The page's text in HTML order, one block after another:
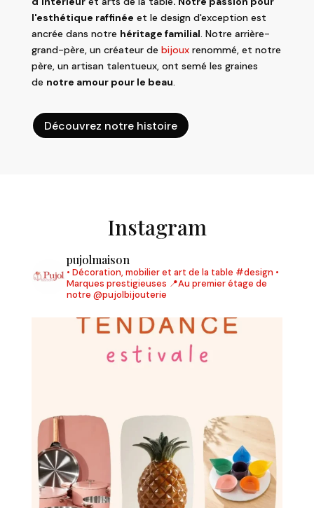
l'esthétique raffinée et le design d'exception est
ancrée dans notre héritage familial. Notre arrière-
grand-père, un créateur de bijouxrenommé, et notre
père, un artisan talentueux, ont semé les graines
de notre amour pour le beau.
Découvrez notre histoire
Instagram
pujolmaison
• Décoration, mobilier et art de la table #design •
Marques prestigieuses 📍Au premier étage de
notre @pujolbijouterie